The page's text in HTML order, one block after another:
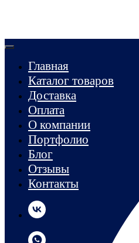
Главная
Каталог товаров
Доставка
Оплата
О компании
Портфолио
Блог
Отзывы
Контакты